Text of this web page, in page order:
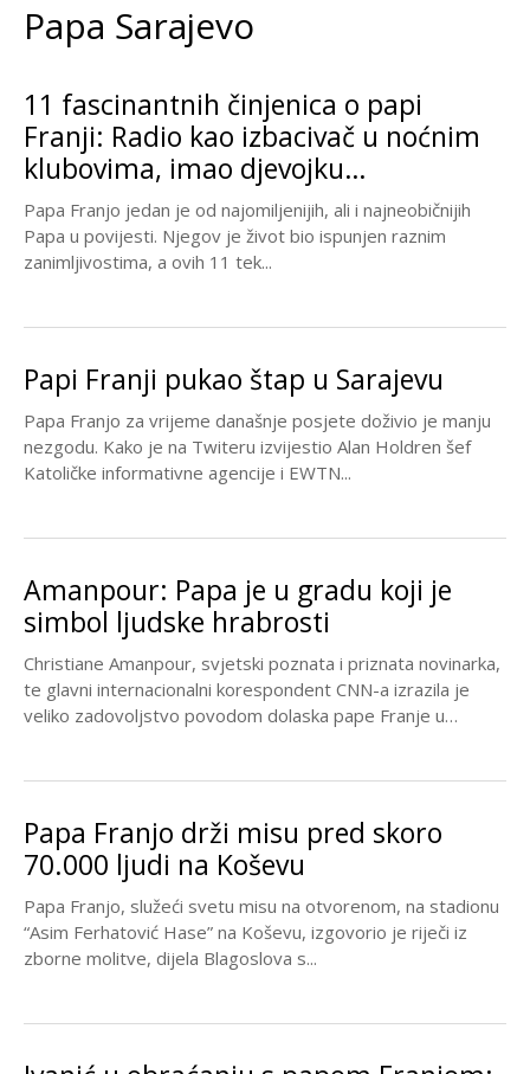
Papa Sarajevo
11 fascinantnih činjenica o papi
Franji: Radio kao izbacivač u noćnim
klubovima, imao djevojku…
Papa Franjo jedan je od najomiljenijih, ali i najneobičnijih
Papa u povijesti. Njegov je život bio ispunjen raznim
zanimljivostima, a ovih 11 tek...
Papi Franji pukao štap u Sarajevu
Papa Franjo za vrijeme današnje posjete doživio je manju
nezgodu. Kako je na Twiteru izvijestio Alan Holdren šef
Katoličke informativne agencije i EWTN...
Amanpour: Papa je u gradu koji je
simbol ljudske hrabrosti
Christiane Amanpour, svjetski poznata i priznata novinarka,
te glavni internacionalni korespondent CNN-a izrazila je
veliko zadovoljstvo povodom dolaska pape Franje u
Papa Franjo drži misu pred skoro
70.000 ljudi na Koševu
Papa Franjo, služeći svetu misu na otvorenom, na stadionu
“Asim Ferhatović Hase” na Koševu, izgovorio je riječi iz
zborne molitve, dijela Blagoslova s...